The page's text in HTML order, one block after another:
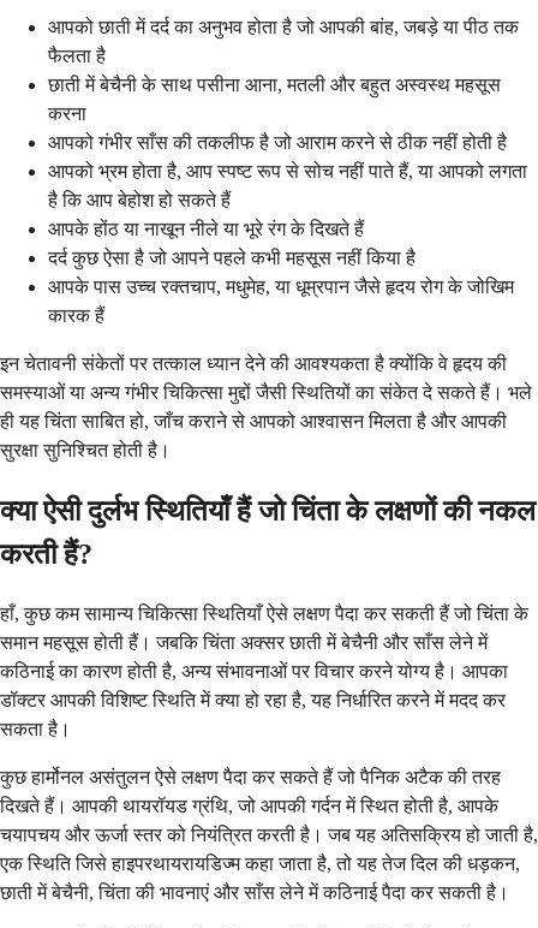
आपको छाती में दर्द का अनुभव होता है जो आपकी बांह, जबड़े या पीठ तक
फैलता है
छाती में बेचैनी के साथ पसीना आना, मतली और बहुत अस्वस्थ महसूस
करना
आपको गंभीर साँस की तकलीफ है जो आराम करने से ठीक नहीं होती है
आपको भ्रम होता है, आप स्पष्ट रूप से सोच नहीं पाते हैं, या आपको लगता
है कि आप बेहोश हो सकते हैं
आपके होंठ या नाखून नीले या भूरे रंग के दिखते हैं
दर्द कुछ ऐसा है जो आपने पहले कभी महसूस नहीं किया है
आपके पास उच्च रक्तचाप, मधुमेह, या धूम्रपान जैसे हृदय रोग के जोखिम
कारक हैं
इन चेतावनी संकेतों पर तत्काल ध्यान देने की आवश्यकता है क्योंकि वे हृदय की
समस्याओं या अन्य गंभीर चिकित्सा मुद्दों जैसी स्थितियों का संकेत दे सकते हैं। भले
ही यह चिंता साबित हो, जाँच कराने से आपको आश्वासन मिलता है और आपकी
सुरक्षा सुनिश्चित होती है।
क्या ऐसी दुर्लभ स्थितियाँ हैं जो चिंता के लक्षणों की नकल
करती हैं?
हाँ, कुछ कम सामान्य चिकित्सा स्थितियाँ ऐसे लक्षण पैदा कर सकती हैं जो चिंता के
समान महसूस होती हैं। जबकि चिंता अक्सर छाती में बेचैनी और साँस लेने में
कठिनाई का कारण होती है, अन्य संभावनाओं पर विचार करने योग्य है। आपका
डॉक्टर आपकी विशिष्ट स्थिति में क्या हो रहा है, यह निर्धारित करने में मदद कर
सकता है।
कुछ हार्मोनल असंतुलन ऐसे लक्षण पैदा कर सकते हैं जो पैनिक अटैक की तरह
दिखते हैं। आपकी थायरॉयड ग्रंथि, जो आपकी गर्दन में स्थित होती है, आपके
चयापचय और ऊर्जा स्तर को नियंत्रित करती है। जब यह अतिसक्रिय हो जाती है,
एक स्थिति जिसे हाइपरथायरायडिज्म कहा जाता है, तो यह तेज दिल की धड़कन,
छाती में बेचैनी, चिंता की भावनाएं और साँस लेने में कठिनाई पैदा कर सकती है।